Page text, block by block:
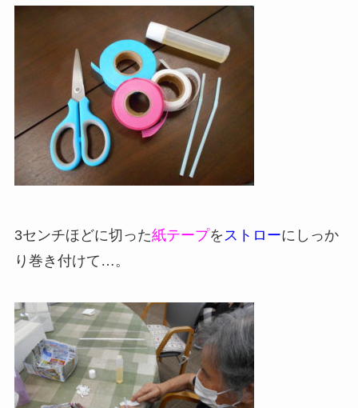
3センチほどに切った紙テープをストローにしっか
り巻き付けて…。